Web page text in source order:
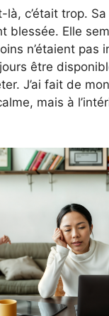
c’était trop. Sa
blessée. Elle
n’étaient pas
être
J’ai fait de
mais à